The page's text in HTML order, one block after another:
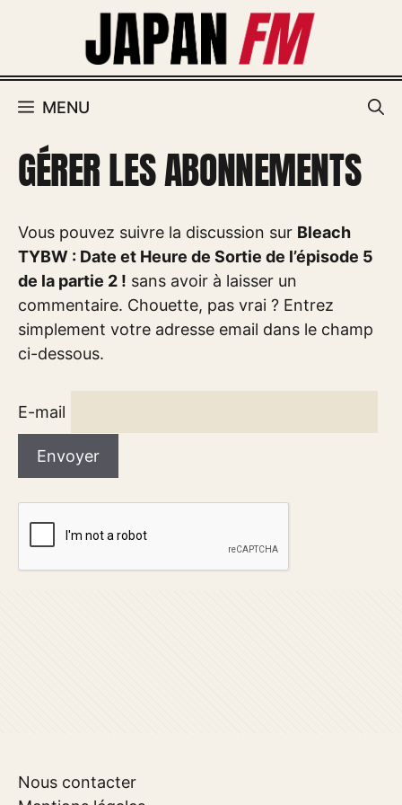
MENU
GÉRER LES ABONNEMENTS
Vous pouvez suivre la discussion sur Bleach
TYBW : Date et Heure de Sortie de l’épisode 5
de la partie 2 ! sans avoir à laisser un
commentaire. Chouette, pas vrai ? Entrez
simplement votre adresse email dans le champ
ci-dessous.
E-mail
Nous contacter